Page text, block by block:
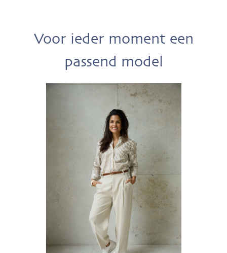
Voor ieder moment een
passend model